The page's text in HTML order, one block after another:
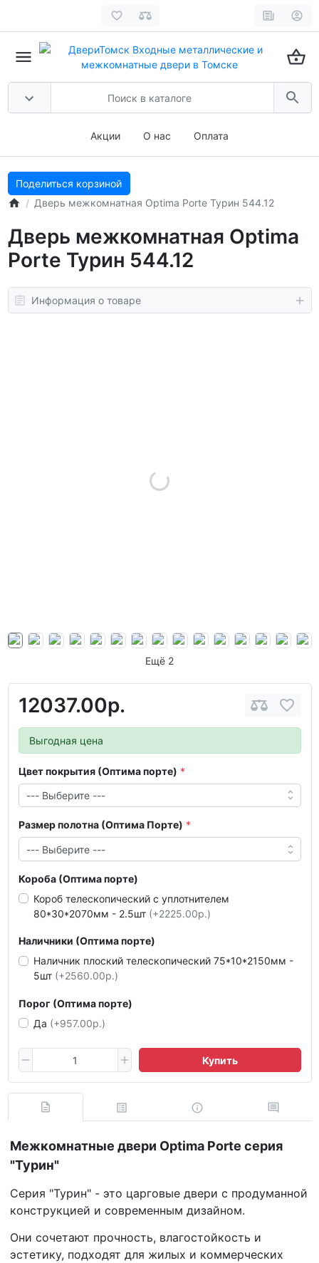
Акции О нас Оплата
Поделиться корзиной
Дверь межкомнатная Optima Porte Турин 544.12
Дверь межкомнатная Optima
Porte Турин 544.12
Информация о товаре
Ещё 2
12037.00р.
Выгодная цена
Цвет покрытия (Оптима порте)
Размер полотна (Оптима Порте)
Короба (Оптима порте)
Короб телескопический с уплотнителем
80*30*2070мм - 2.5шт (+2225.00р.)
Наличники (Оптима порте)
Наличник плоский телескопический 75*10*2150мм -
5шт (+2560.00р.)
Порог (Оптима порте)
Да (+957.00р.)
Купить
Межкомнатные двери Optima Porte серия
"Турин"
Серия "Турин" - это царговые двери с продуманной
конструкцией и современным дизайном.
Они сочетают прочность, влагостойкость и
эстетику, подходят для жилых и коммерческих